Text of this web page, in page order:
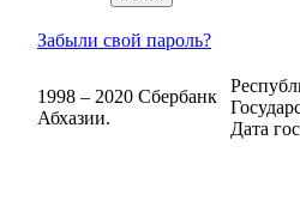
Забыли свой пароль?
1998 – 2020 Сбербанк
Абхазии.
Дата